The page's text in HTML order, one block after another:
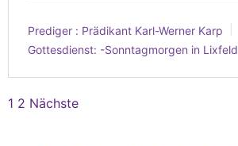
Prediger : Prädikant Karl-Werner Karp
Gottesdienst: -Sonntagmorgen in Lixfeld
1 2 Nächste